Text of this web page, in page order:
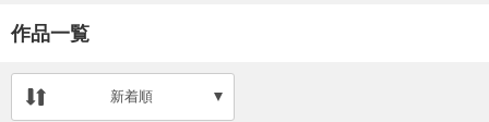
作品一覧
新着順